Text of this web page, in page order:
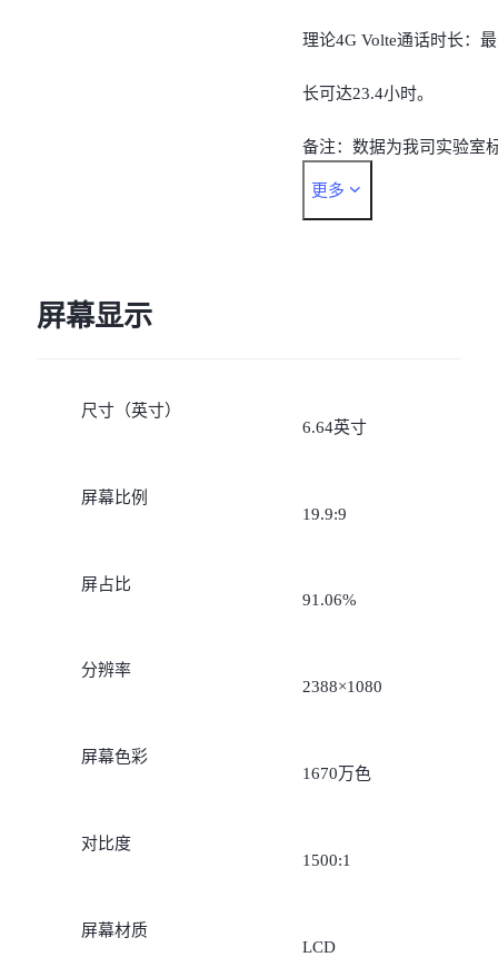
理论4G Volte通话时长：最
长可达23.4小时。
备注：数据为我司实验室
准环境下的测试结果，实
更多
屏幕显示
尺寸（英寸）
6.64英寸
屏幕比例
19.9:9
屏占比
91.06%
分辨率
2388×1080
屏幕色彩
1670万色
对比度
1500:1
屏幕材质
LCD